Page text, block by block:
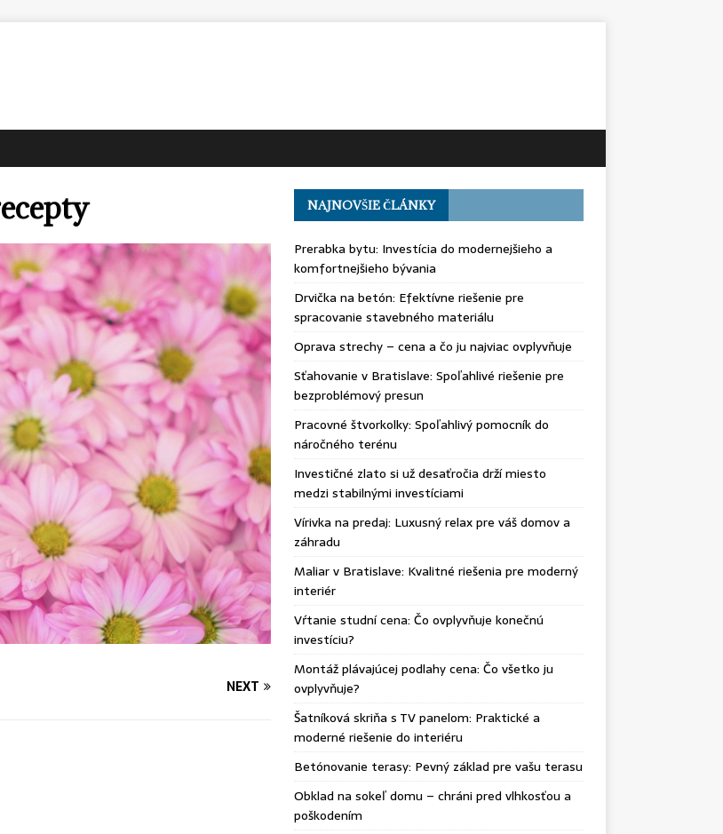
NEXT
NAJNOVŠIE ČLÁNKY
Prerabka bytu: Investícia do modernejšieho a
komfortnejšieho bývania
Drvička na betón: Efektívne riešenie pre
spracovanie stavebného materiálu
Oprava strechy – cena a čo ju najviac ovplyvňuje
Sťahovanie v Bratislave: Spoľahlivé riešenie pre
bezproblémový presun
Pracovné štvorkolky: Spoľahlivý pomocník do
náročného terénu
Investičné zlato si už desaťročia drží miesto
medzi stabilnými investíciami
Vírivka na predaj: Luxusný relax pre váš domov a
záhradu
Maliar v Bratislave: Kvalitné riešenia pre moderný
interiér
Vŕtanie studní cena: Čo ovplyvňuje konečnú
investíciu?
Montáž plávajúcej podlahy cena: Čo všetko ju
ovplyvňuje?
Šatníková skriňa s TV panelom: Praktické a
moderné riešenie do interiéru
Betónovanie terasy: Pevný základ pre vašu terasu
Obklad na sokeľ domu – chráni pred vlhkosťou a
poškodením